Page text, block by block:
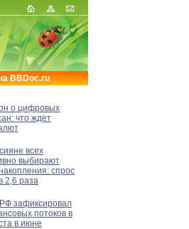
BBDoc.ru
о цифровых
что ждет
всех
выбирают
спрос
2,6 раза
зафиксировал
потоков в
в июне